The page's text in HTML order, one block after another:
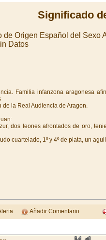
Significado
de Origen Español del Sexo
Datos
Familia infanzona aragonesa
la Real Audiencia de Aragon.
dos leones afrontados de oro,
cuartelado, 1º y 4º de plata, un
Añadir Comentario